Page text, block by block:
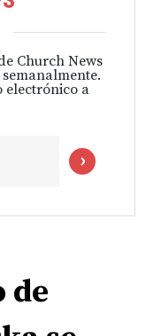
Church News
electrónico a
de